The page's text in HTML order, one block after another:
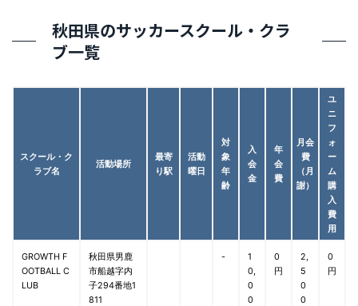
秋田県のサッカースクール・クラ
ブ一覧
スクール・ク
ラブ名
活動場所
最寄
り駅
活動
曜日
対
象
年
齢
入
会
金
年
会
費
月会
費
（月
謝）
ユ
ニ
フ
ォ
ー
ム
購
入
費
用
GROWTH F
OOTBALL C
LUB
秋田県男鹿
市船越字内
子294番地1
811
-
1
0,
0
0
0
円
2,
5
0
0
0
円